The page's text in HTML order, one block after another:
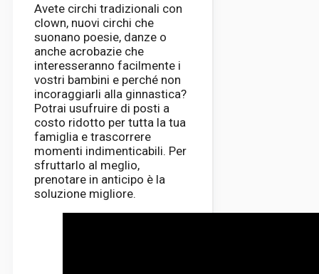
Avete circhi tradizionali con
clown, nuovi circhi che
suonano poesie, danze o
anche acrobazie che
interesseranno facilmente i
vostri bambini e perché non
incoraggiarli alla ginnastica?
Potrai usufruire di posti a
costo ridotto per tutta la tua
famiglia e trascorrere
momenti indimenticabili. Per
sfruttarlo al meglio,
prenotare in anticipo è la
soluzione migliore.